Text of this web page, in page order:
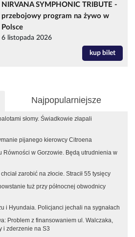
NIRVANA SYMPHONIC TRIBUTE -
przebojowy program na żywo w
Polsce
6 listopada 2026
kup bilet
Najpopularniejsze
słomy. Świadkowie złapali
pijanego kierowcy Citroena
Równości w Gorzowie. Będą utrudnienia w
zarobić na złocie. Stracił 55 tysięcy
tuż przy północnej obwodnicy
i Hyundaia. Policjanci jechali na sygnałach
Problem z finansowaniem ul. Walczaka,
i zderzenie na S3